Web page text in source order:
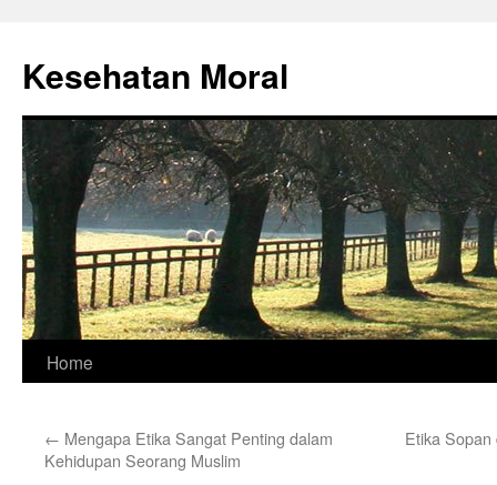
content
Kesehatan Moral
Home
← Mengapa Etika Sangat Penting dalam
Kehidupan Seorang Muslim
Etika